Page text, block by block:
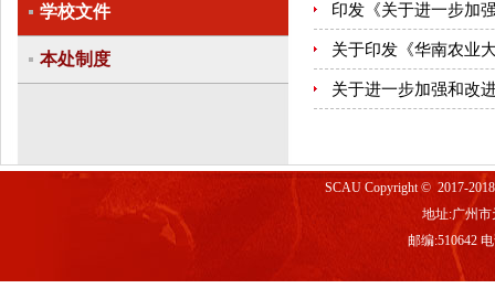
学校文件
本处制度
印发《关于进一步加
关于印发《华南农业
关于进一步加强和改
SCAU Copyright © 2017-
地址:广州市
邮编:510642